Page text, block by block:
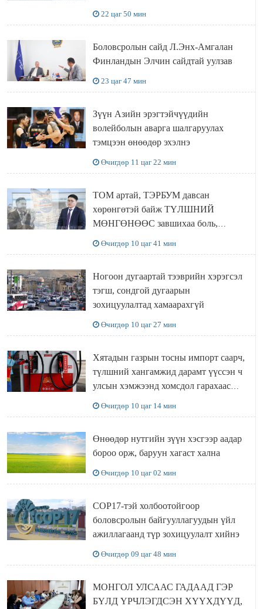
22 цаг 50 мин
Боловсролын сайд Л.Энх-Амгалан
Финландын Элчин сайдтай уулзав
23 цаг 47 мин
Зүүн Азийн эрэгтэйчүүдийн
волейболын аварга шалгаруулах
тэмцээн өнөөдөр эхэлнэ
Өчигдөр 11 цаг 22 мин
ТОМ артай, ТЭРБУМ давсан
хөрөнгөтэй байж ТҮЛШНИЙ
МӨНГӨНӨӨС завшихаа боль,
Өчигдөр 10 цаг 41 мин
Ногоон дугаартай тээврийн хэрэгсэл
тэгш, сондгой дугаарын
зохицуулалтад хамаарахгүй
Өчигдөр 10 цаг 27 мин
Хятадын газрын тосны импорт саарч,
түлшний хангамжид дарамт үүссэн ч
улсын хэмжээнд хомсдол гарахаас
Өчигдөр 10 цаг 14 мин
Өнөөдөр нутгийн зүүн хэсгээр аадар
бороо орж, баруун хагаст хална
Өчигдөр 10 цаг 02 мин
COP17-тэй холбоотойгоор
боловсролын байгууллагуудын үйл
ажиллагаанд түр зохицуулалт хийнэ
Өчигдөр 09 цаг 48 мин
МОНГОЛ УЛСААС ГАДААД ГЭР
БҮЛД ҮРЧЛЭГДСЭН ХҮҮХДҮҮД,